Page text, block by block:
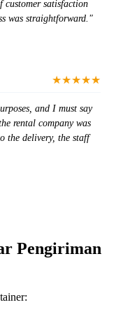
customer satisfaction
was straightforward."
★★★★★
and I must say
rental company was
the delivery, the staff
Pengiriman